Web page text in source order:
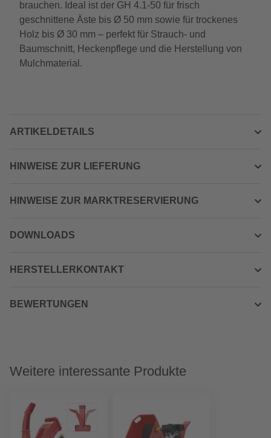
brauchen. Ideal ist der GH 4.1-50 für frisch
geschnittene Äste bis Ø 50 mm sowie für trockenes
Holz bis Ø 30 mm – perfekt für Strauch- und
Baumschnitt, Heckenpflege und die Herstellung von
Mulchmaterial.
ARTIKELDETAILS
HINWEISE ZUR LIEFERUNG
HINWEISE ZUR MARKTRESERVIERUNG
DOWNLOADS
HERSTELLERKONTAKT
BEWERTUNGEN
Weitere interessante Produkte